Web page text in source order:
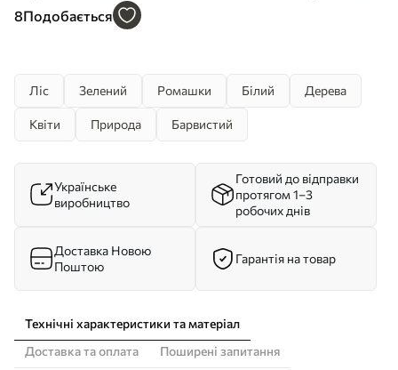
ромашки, дерева, зелена трава, малюнок
8Подобається
Ліс Зелений Ромашки Білий Дерева
Квіти Природа Барвистий
Українське
виробництво
Готовий до відправки
протягом 1–3
робочих днів
Доставка Новою
Поштою
Гарантія на товар
Технічні характеристики та матеріал
Доставка та оплата
Поширені запитання